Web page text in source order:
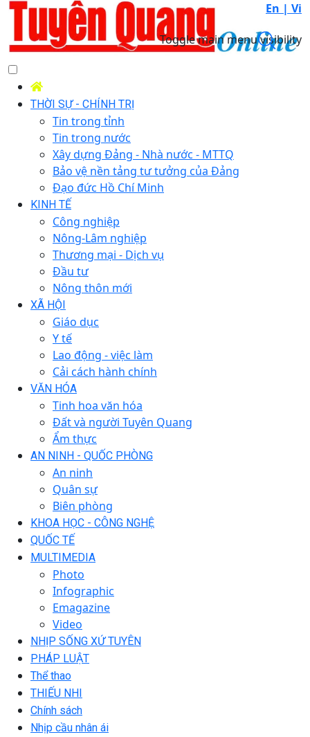
En | Vi
Toggle main menu visibility
THỜI SỰ - CHÍNH TRỊ
Tin trong tỉnh
Tin trong nước
Xây dựng Đảng - Nhà nước - MTTQ
Bảo vệ nền tảng tư tưởng của Đảng
Đạo đức Hồ Chí Minh
KINH TẾ
Công nghiệp
Nông-Lâm nghiệp
Thương mại - Dịch vụ
Đầu tư
Nông thôn mới
XÃ HỘI
Giáo dục
Y tế
Lao động - việc làm
Cải cách hành chính
VĂN HÓA
Tinh hoa văn hóa
Đất và người Tuyên Quang
Ẩm thực
AN NINH - QUỐC PHÒNG
An ninh
Quân sự
Biên phòng
KHOA HỌC - CÔNG NGHỆ
QUỐC TẾ
MULTIMEDIA
Photo
Infographic
Emagazine
Video
NHỊP SỐNG XỨ TUYÊN
PHÁP LUẬT
Thể thao
THIẾU NHI
Chính sách
Nhịp cầu nhân ái